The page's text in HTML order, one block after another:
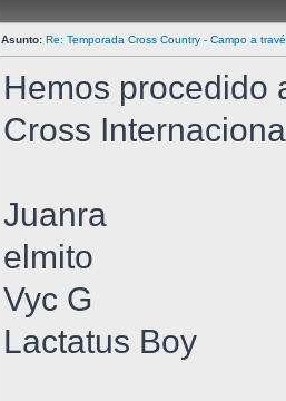
Asunto: Re: Temporada Cross Country - Campo a
Hemos procedido
Cross
Juanra
elmito
Vyc G
Lactatus Boy